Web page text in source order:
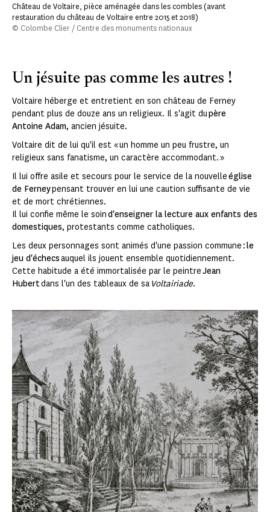
Château de Voltaire, pièce aménagée dans les combles (avant
restauration du château de Voltaire entre 2015 et 2018)
© Colombe Clier / Centre des monuments nationaux
Un jésuite pas comme les autres !
Voltaire héberge et entretient en son château de Ferney
pendant plus de douze ans un religieux. Il s'agit dupère
Antoine Adam, ancien jésuite.
Voltaire dit de lui qu'il est « un homme un peu frustre, un
religieux sans fanatisme, un caractère accommodant. »
Il lui offre asile et secours pour le service de la nouvelleéglise
de Ferneypensant trouver en lui une caution suffisante de vie
et de mort chrétiennes.
Il lui confie même le soind'enseigner la lecture aux enfants des
domestiques, protestants comme catholiques.
Les deux personnages sont animés d'une passion commune :le
jeu d'échecsauquel ils jouent ensemble quotidiennement.
Cette habitude a été immortalisée par le peintreJean
Hubertdans l'un des tableaux de sa Voltairiade.